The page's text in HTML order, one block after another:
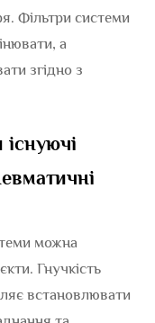
Фільтри системи
а
згідно з
можна
Гнучкість
встановлювати